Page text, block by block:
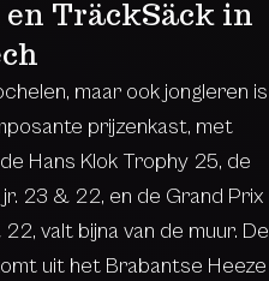
TräckSäck in
maar ook jongleren is
prijzenkast, met
Hans Klok Trophy 25, de
23 & 22, en de Grand Prix
valt bijna van de muur. De
uit het Brabantse Heeze